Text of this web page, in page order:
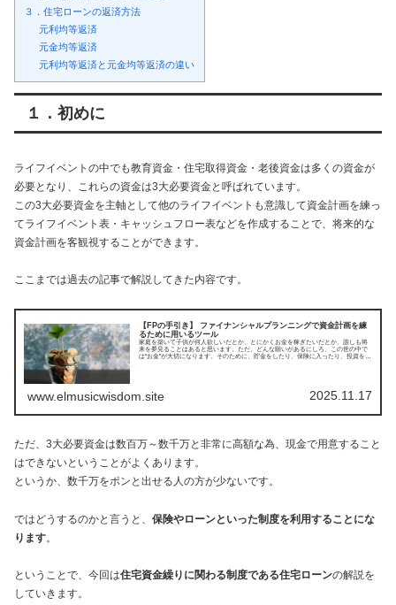
３．住宅ローンの返済方法
元利均等返済
元金均等返済
元利均等返済と元金均等返済の違い
１．初めに
ライフイベントの中でも教育資金・住宅取得資金・老後資金は多くの資金が
必要となり、これらの資金は3大必要資金と呼ばれています。
この3大必要資金を主軸として他のライフイベントも意識して資金計画を練っ
てライフイベント表・キャッシュフロー表などを作成することで、将来的な
資金計画を客観視することができます。
ここまでは過去の記事で解説してきた内容です。
【FPの手引き】 ファイナンシャルプランニングで資金計画を練
るために用いるツール
家庭を築いて子供が何人欲しいだとか、とにかくお金を稼ぎたいだとか、誰しも将
来を夢見ることはあると思います。ただ、どんな願いがあるにしろ、この世の中で
は“お金”が大切になります。そのために、貯金をしたり、保険に入ったり、投資をし
www.elmusicwisdom.site 2025.11.17
ただ、3大必要資金は数百万～数千万と非常に高額な為、現金で用意すること
はできないということがよくあります。
というか、数千万をポンと出せる人の方が少ないです。
ではどうするのかと言うと、 保険やローンといった制度を利用することにな
ります。
ということで、今回は住宅資金繰りに関わる制度である住宅ローンの解説を
していきます。